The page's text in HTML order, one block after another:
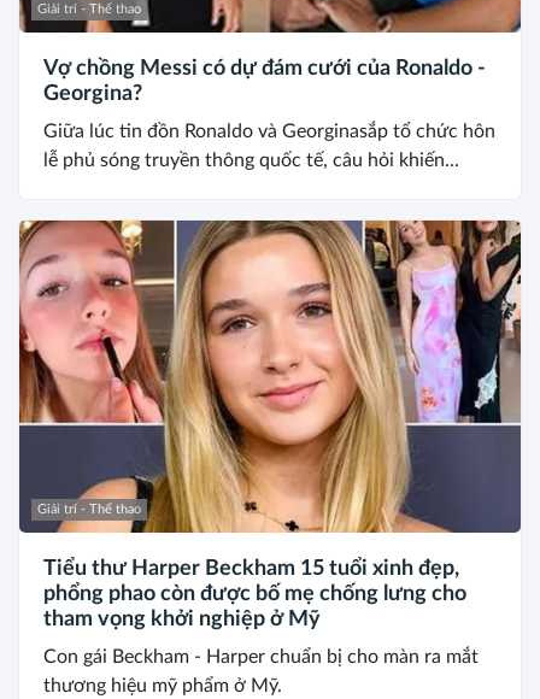
Giải trí - Thể thao
Vợ chồng Messi có dự đám cưới của Ronaldo -
Georgina?
Giữa lúc tin đồn Ronaldo và Georginasắp tổ chức hôn
lễ phủ sóng truyền thông quốc tế, câu hỏi khiến...
Giải trí - Thể thao
Tiểu thư Harper Beckham 15 tuổi xinh đẹp,
phổng phao còn được bố mẹ chống lưng cho
tham vọng khởi nghiệp ở Mỹ
Con gái Beckham - Harper chuẩn bị cho màn ra mắt
thương hiệu mỹ phẩm ở Mỹ.